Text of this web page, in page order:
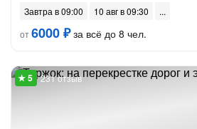
Завтра в 09:00
10 авг в 09:30
от6000 ₽за всё до 8 чел.
231 отзыв